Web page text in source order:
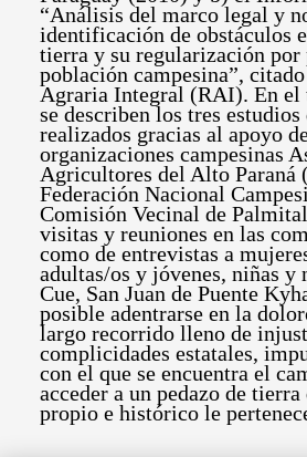
“Análisis del marco legal y
identificación de obstáculos
tierra y su regularización por
población campesina”,
Agraria Integral (RAI). En el
se describen los tres estudios
realizados gracias al apoyo
organizaciones campesinas
Agricultores del Alto Paraná
Federación Nacional
Comisión Vecinal de
visitas y reuniones en las
como de entrevistas a
adultas/os y jóvenes, niñas y
Cue, San Juan de Puente
posible adentrarse en la
largo recorrido lleno de
complicidades estatales,
con el que se encuentra el
acceder a un pedazo de
propio e histórico le